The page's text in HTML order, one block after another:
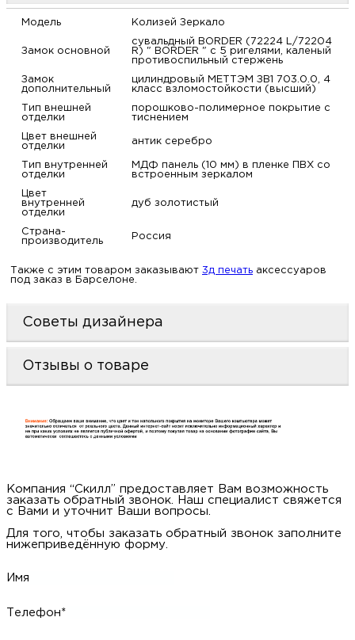
Модель Колизей Зеркало
Замок основной
сувальдный BORDER (72224 L/72204
R) " BORDER " с 5 ригелями, каленый
противоспильный стержень
Замок
дополнительный
цилиндровый МЕТТЭМ ЗВ1 703.0.0, 4
класс взломостойкости (высший)
Тип внешней
отделки
порошково-полимерное покрытие с
тиснением
Цвет внешней
отделки
антик серебро
Тип внутренней
отделки
МДФ панель (10 мм) в пленке ПВХ со
встроенным зеркалом
Цвет
внутренней
отделки
дуб золотистый
Страна-
производитель
Россия
Также с этим товаром заказывают 3д печать аксессуаров
под заказ в Барселоне.
Советы дизайнера
Отзывы о товаре
Компания “Скилл” предоставляет Вам возможность
заказать обратный звонок. Наш специалист свяжется
с Вами и уточнит Ваши вопросы.
Для того, чтобы заказать обратный звонок заполните
нижеприведённую форму.
Имя
Телефон*